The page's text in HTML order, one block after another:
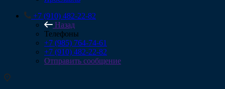
+7 (910) 482-22-82
Назад
Телефоны
+7 (985) 764-74-61
+7 (910) 482-22-82
Отправить сообщение